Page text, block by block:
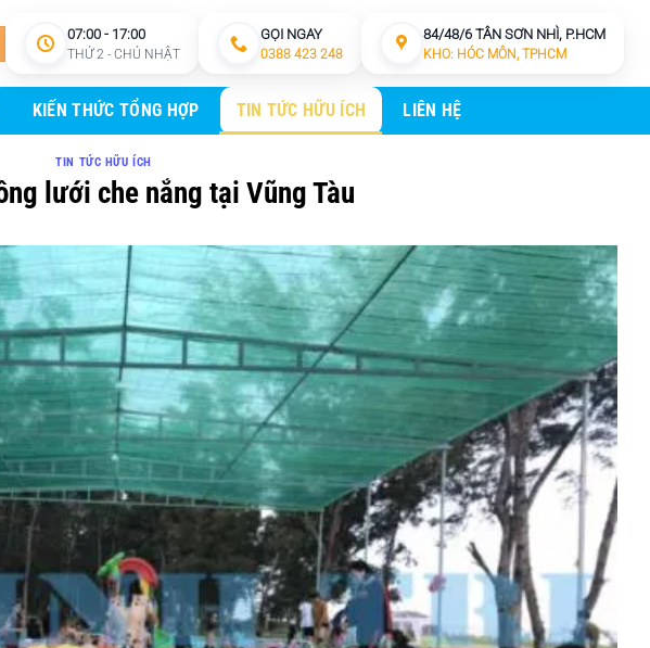
07:00 - 17:00
THỨ 2 - CHỦ NHẬT
GỌI NGAY
0388 423 248
84/48/6 TÂN SƠN NHÌ, P.HCM
KHO: HÓC MÔN, TPHCM
KIẾN THỨC TỔNG HỢP TIN TỨC HỮU ÍCH LIÊN HỆ
TIN TỨC HỮU ÍCH
lưới che nắng tại Vũng Tàu